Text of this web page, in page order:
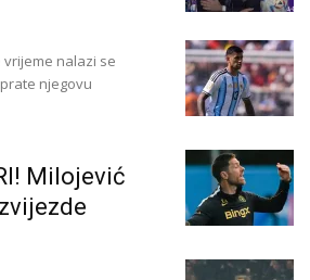
vrijeme nalazi se
njegovu
Milojević